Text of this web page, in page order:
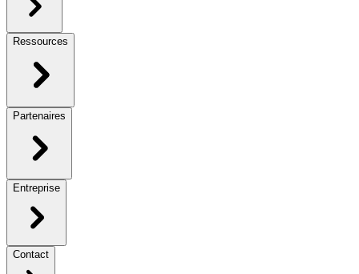
Ressources
Partenaires
Entreprise
Contact